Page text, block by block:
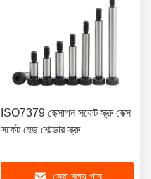
ISO7379 হেক্সাগন সকেট স্ক্রু হেক্স
সকেট হেড শোল্ডার স্ক্রু